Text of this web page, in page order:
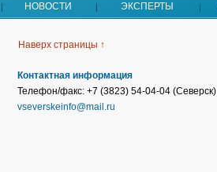
НОВОСТИ ЭКСПЕРТЫ
Наверх страницы ↑
Контактная информация
Телефон/факс: +7 (3823) 54-04-04 (Северск)
vseverskeinfo@mail.ru